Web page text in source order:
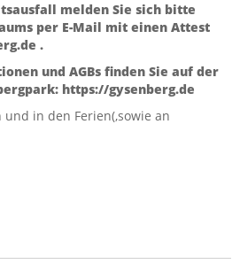
melden Sie sich bitte
per E-Mail mit einen Attest
.
und AGBs finden Sie auf der
https://gysenberg.de
und in den Ferien(,sowie an